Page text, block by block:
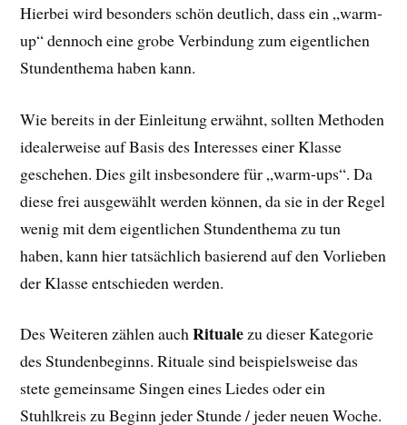
Hierbei wird besonders schön deutlich, dass ein „warm-
up“ dennoch eine grobe Verbindung zum eigentlichen
Stundenthema haben kann.
Wie bereits in der Einleitung erwähnt, sollten Methoden
idealerweise auf Basis des Interesses einer Klasse
geschehen. Dies gilt insbesondere für „warm-ups“. Da
diese frei ausgewählt werden können, da sie in der Regel
wenig mit dem eigentlichen Stundenthema zu tun
haben, kann hier tatsächlich basierend auf den Vorlieben
der Klasse entschieden werden.
Des Weiteren zählen auchRitualezu dieser Kategorie
des Stundenbeginns. Rituale sind beispielsweise das
stete gemeinsame Singen eines Liedes oder ein
Stuhlkreis zu Beginn jeder Stunde / jeder neuen Woche.